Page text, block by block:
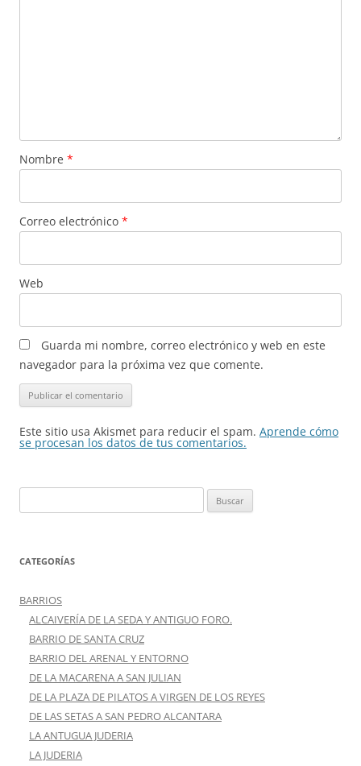
Nombre *
Correo electrónico *
Web
Guarda mi nombre, correo electrónico y web en este
navegador para la próxima vez que comente.
Este sitio usa Akismet para reducir el spam. Aprende cómo
se procesan los datos de tus comentarios.
CATEGORÍAS
BARRIOS
ALCAIVERÍA DE LA SEDA Y ANTIGUO FORO.
BARRIO DE SANTA CRUZ
BARRIO DEL ARENAL Y ENTORNO
DE LA MACARENA A SAN JULIAN
DE LA PLAZA DE PILATOS A VIRGEN DE LOS REYES
DE LAS SETAS A SAN PEDRO ALCANTARA
LA ANTUGUA JUDERIA
LA JUDERIA